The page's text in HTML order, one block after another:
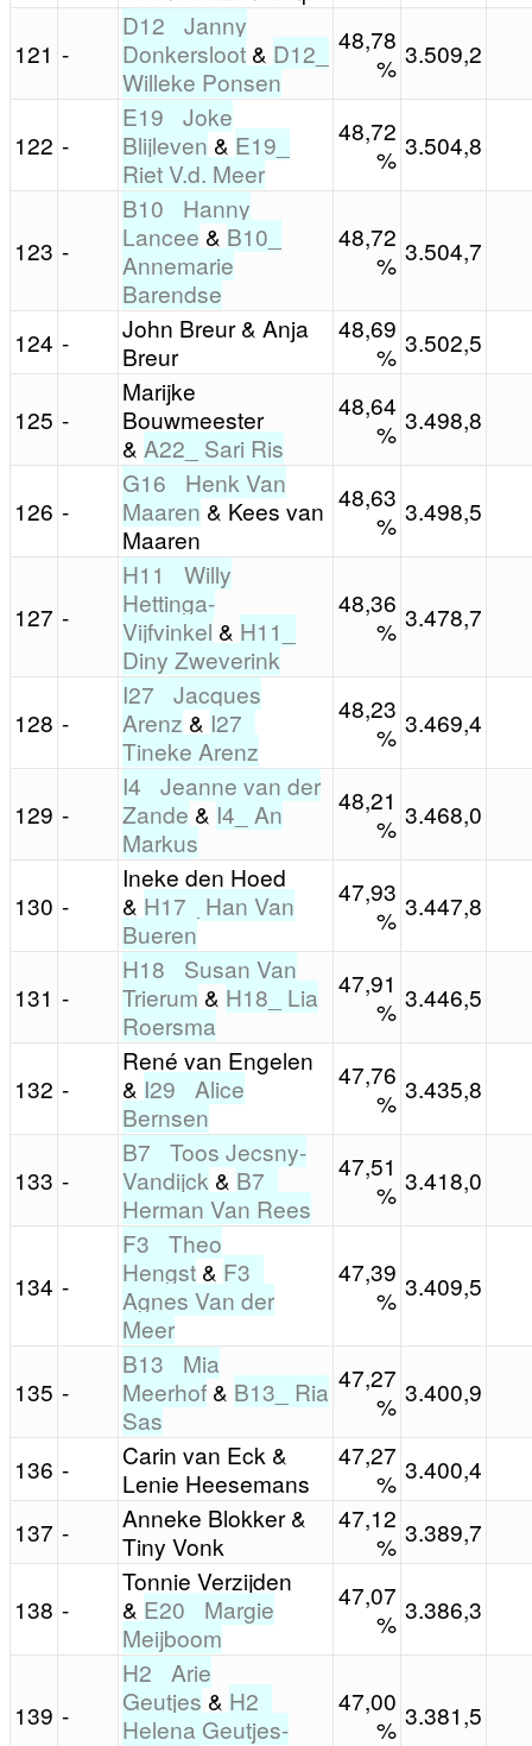
121 -
D12_ Janny
Donkersloot & D12_
Willeke Ponsen
48,78
% 3.509,2
122 -
E19_ Joke
Blijleven & E19_
Riet V.d. Meer
48,72
% 3.504,8
123 -
B10_ Hanny
Lancee & B10_
Annemarie
Barendse
48,72
% 3.504,7
124 -
John Breur & Anja
Breur
48,69
% 3.502,5
125 -
Marijke
Bouwmeester
& A22_ Sari Ris
48,64
% 3.498,8
126 -
G16_ Henk Van
Maaren & Kees van
Maaren
48,63
% 3.498,5
127 -
H11_ Willy
Hettinga-
Vijfvinkel & H11_
Diny Zweverink
48,36
% 3.478,7
128 -
I27_ Jacques
Arenz & I27_
Tineke Arenz
48,23
% 3.469,4
129 -
I4_ Jeanne van der
Zande & I4_ An
Markus
48,21
% 3.468,0
130 -
Ineke den Hoed
& H17_ Han Van
Bueren
47,93
% 3.447,8
131 -
H18_ Susan Van
Trierum & H18_ Lia
Roersma
47,91
% 3.446,5
132 -
René van Engelen
& I29_ Alice
Bernsen
47,76
% 3.435,8
133 -
B7_ Toos Jecsny-
Vandijck & B7_
Herman Van Rees
47,51
% 3.418,0
134 -
F3_ Theo
Hengst & F3_
Agnes Van der
Meer
47,39
% 3.409,5
135 -
B13_ Mia
Meerhof & B13_ Ria
Sas
47,27
% 3.400,9
136 -
Carin van Eck &
Lenie Heesemans
47,27
% 3.400,4
137 -
Anneke Blokker &
Tiny Vonk
47,12
% 3.389,7
138 -
Tonnie Verzijden
& E20_ Margie
Meijboom
47,07
% 3.386,3
139 -
H2_ Arie
Geutjes & H2_
Helena Geutjes-
47,00
% 3.381,5